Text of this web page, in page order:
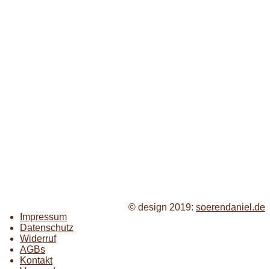
© design 2019: soerendaniel.de
Impressum
Datenschutz
Widerruf
AGBs
Kontakt